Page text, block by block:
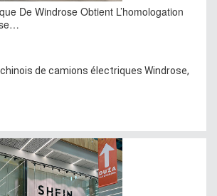
De Windrose Obtient L’homologation
de camions électriques Windrose,